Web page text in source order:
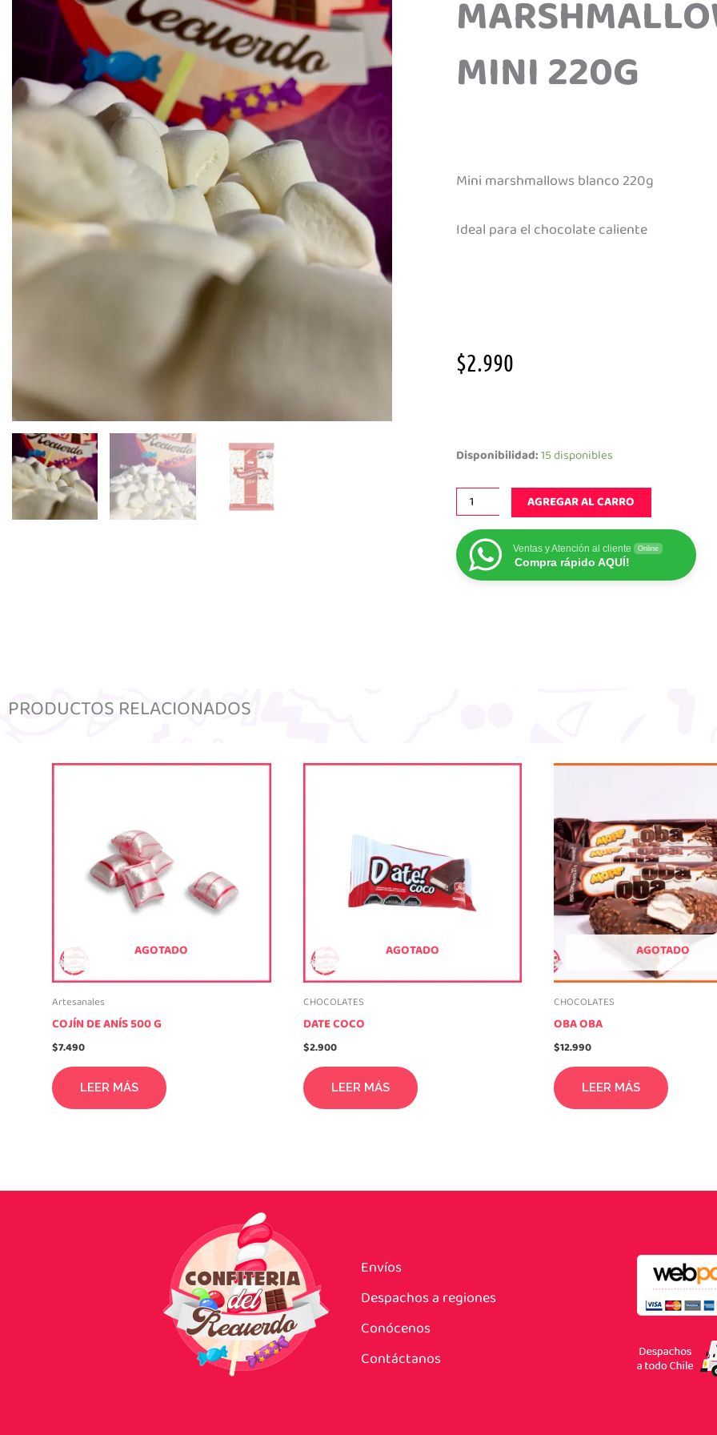
MINI 220G
Mini marshmallows blanco 220g
Ideal para el chocolate caliente
$2.990
Disponibilidad:15 disponibles
220g
AGREGAR AL CARRO
Ventas y Atención al cliente Online
Compra rápido AQUÍ!
PRODUCTOS RELACIONADOS
AGOTADO
Artesanales
COJÍN DE ANÍS 500 G
$7.490
LEER MÁS
AGOTADO
CHOCOLATES
DATE COCO
$2.900
LEER MÁS
AGOTADO
CHOCOLATES
OBA OBA
$12.990
LEER MÁS
Envíos
Despachos a regiones
Conócenos
Contáctanos